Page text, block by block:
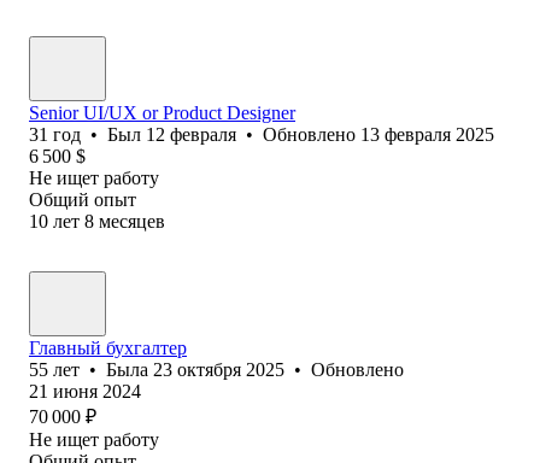
Senior UI/UX or Product Designer
31 год • Был 12 февраля • Обновлено 13 февраля 2025
6 500 $
Не ищет работу
Общий опыт
10 лет 8 месяцев
Главный бухгалтер
55 лет • Была 23 октября 2025 • Обновлено
21 июня 2024
70 000 ₽
Не ищет работу